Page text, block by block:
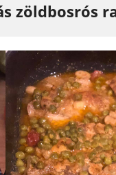
zöldbosrós